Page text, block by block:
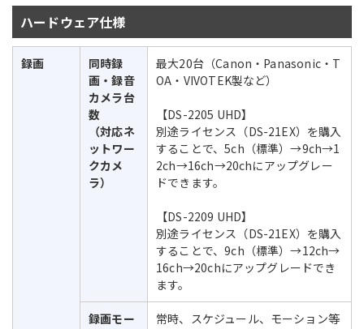
ハードウェア仕様
録画
同時録
画・録音
カメラ台
数
（対応ネ
ットワー
クカメ
ラ）
最大20台（Canon・Panasonic・T
OA・VIVOTEK製など）
【DS-2205 UHD】
別途ライセンス（DS-21EX）を購入
することで、5ch（標準）→9ch→1
2ch→16ch→20chにアップグレー
ドできます。
【DS-2209 UHD】
別途ライセンス（DS-21EX）を購入
することで、9ch（標準）→12ch→
16ch→20chにアップグレードでき
ます。
録画モー
常時、スケジュール、モーション等